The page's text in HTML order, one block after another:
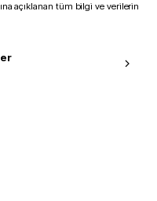
açıklanan tüm bilgi ve verilerin